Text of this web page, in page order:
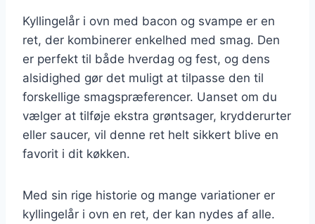
Kyllingelår i ovn med bacon og svampe er en
ret, der kombinerer enkelhed med smag. Den
er perfekt til både hverdag og fest, og dens
alsidighed gør det muligt at tilpasse den til
forskellige smagspræferencer. Uanset om du
vælger at tilføje ekstra grøntsager, krydderurter
eller saucer, vil denne ret helt sikkert blive en
favorit i dit køkken.
Med sin rige historie og mange variationer er
kyllingelår i ovn en ret, der kan nydes af alle.